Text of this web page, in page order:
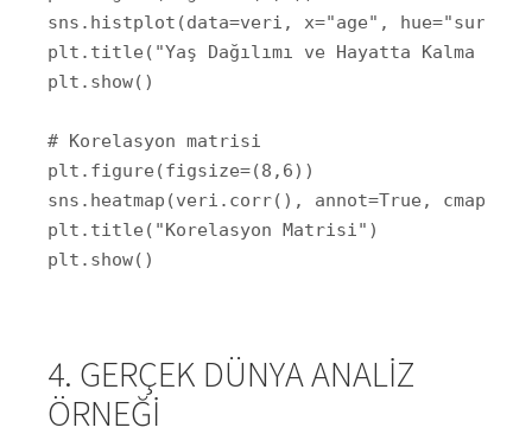
sns.histplot(data=veri, x="age",
plt.title("Yaş Dağılımı ve Hayatta Kalma
plt.show()
# Korelasyon matrisi
plt.figure(figsize=(8,6))
sns.heatmap(veri.corr(), annot=True,
plt.title("Korelasyon Matrisi")
plt.show()
4. GERÇEK DÜNYA ANALIZ
ÖRNEĞI